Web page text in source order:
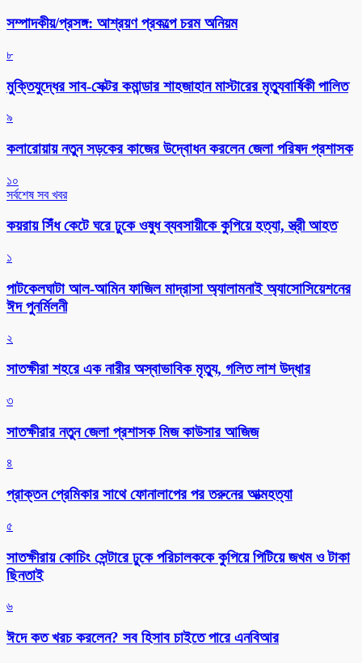
সম্পাদকীয়/প্রসঙ্গ: আশ্রয়ণ প্রকল্পে চরম অনিয়ম
৮
মুক্তিযুদ্ধের সাব-সেক্টর কমান্ডার শাহজাহান মাস্টারের মৃত্যুবার্ষিকী পালিত
৯
কলারোয়ায় নতুন সড়কের কাজের উদ্বোধন করলেন জেলা পরিষদ প্রশাসক
১০
সর্বশেষ সব খবর
কয়রায় সিঁধ কেটে ঘরে ঢুকে ওষুধ ব্যবসায়ীকে কুপিয়ে হত্যা, স্ত্রী আহত
১
পাটকেলঘাটা আল-আমিন ফাজিল মাদ্রাসা অ্যালামনাই অ্যাসোসিয়েশনের
ঈদ পুনর্মিলনী
২
সাতক্ষীরা শহরে এক নারীর অস্বাভাবিক মৃত্যু, গলিত লাশ উদ্ধার
৩
সাতক্ষীরার নতুন জেলা প্রশাসক মিজ কাউসার আজিজ
৪
প্রাক্তন প্রেমিকার সাথে ফোনালাপের পর তরুনের আত্মহত্যা
৫
সাতক্ষীরায় কোচিং সেন্টারে ঢুকে পরিচালককে কুপিয়ে পিটিয়ে জখম ও টাকা
ছিনতাই
৬
ঈদে কত খরচ করলেন? সব হিসাব চাইতে পারে এনবিআর